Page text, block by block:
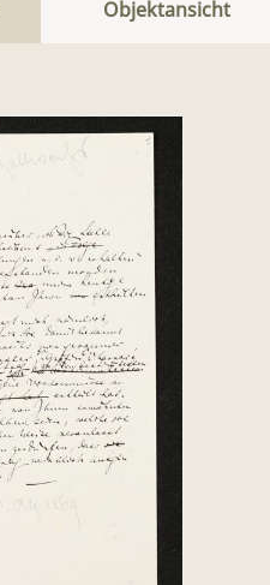
Objektansicht